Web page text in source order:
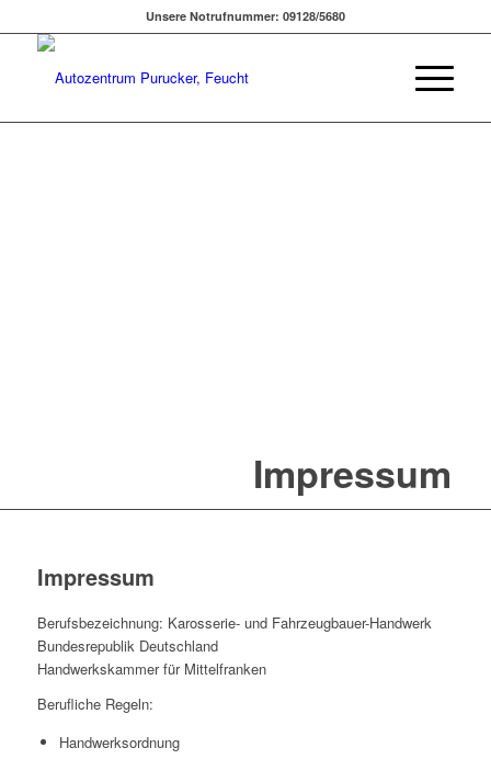
Unsere Notrufnummer: 09128/5680
Impressum
Impressum
Berufsbezeichnung: Karosserie- und Fahrzeugbauer-Handwerk
Bundesrepublik Deutschland
Handwerkskammer für Mittelfranken
Berufliche Regeln:
Handwerksordnung